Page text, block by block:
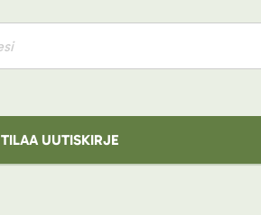
TILAA UUTISKIRJE